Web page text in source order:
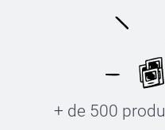
+ de 500